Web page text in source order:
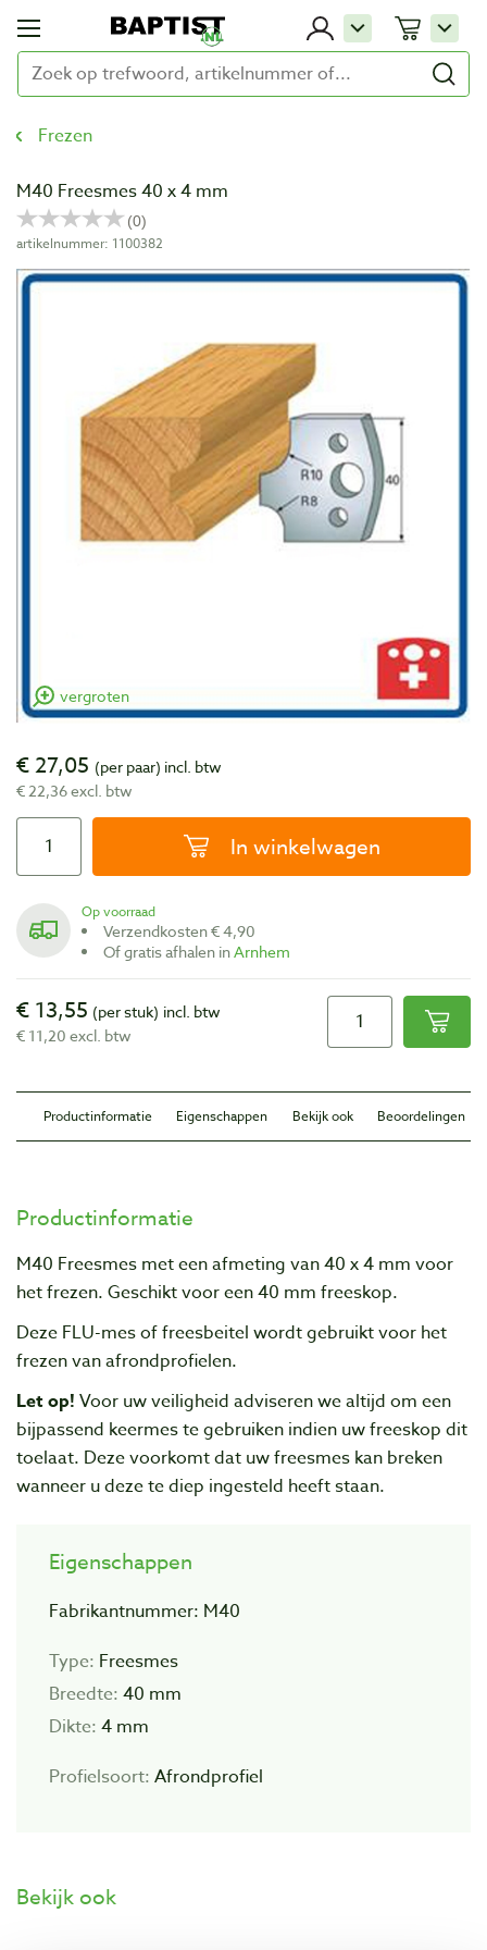
Frezen
M40 Freesmes 40 x 4 mm
artikelnummer: 1100382
vergroten
€ 27,05 (per paar) incl. btw
€ 22,36 excl. btw
In winkelwagen
Op voorraad
Verzendkosten € 4,90
Of gratis afhalen inArnhem
€ 13,55 (per stuk) incl. btw
€ 11,20 excl. btw
Productinformatie Eigenschappen Bekijk ook Beoordelingen
Productinformatie
M40 Freesmes met een afmeting van 40 x 4 mm voor
het frezen. Geschikt voor een 40 mm freeskop.
Deze FLU-mes of freesbeitel wordt gebruikt voor het
frezen van afrondprofielen.
Let op! Voor uw veiligheid adviseren we altijd om een
bijpassend keermes te gebruiken indien uw freeskop dit
toelaat. Deze voorkomt dat uw freesmes kan breken
wanneer u deze te diep ingesteld heeft staan.
Eigenschappen
Fabrikantnummer: M40
Type: Freesmes
Breedte: 40 mm
Dikte: 4 mm
Profielsoort: Afrondprofiel
Bekijk ook